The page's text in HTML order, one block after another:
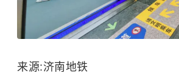
来源:济南地铁